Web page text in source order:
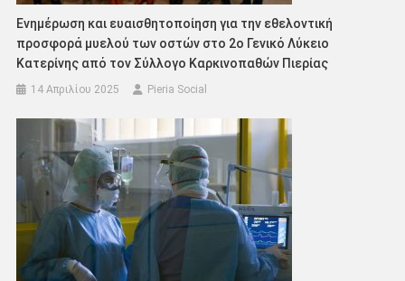
Ενημέρωση και ευαισθητοποίηση για την εθελοντική
προσφορά μυελού των οστών στο 2ο Γενικό Λύκειο
Κατερίνης από τον Σύλλογο Καρκινοπαθών Πιερίας
14 Απριλίου 2025 Pieria Social